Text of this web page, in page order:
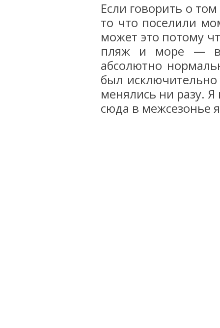
Если говорить о
то что поселили
может это потому
пляж и море —
абсолютно
был
менялись ни разу. Я
сюда в межсезонье